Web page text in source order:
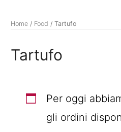
Home / Food / Tartufo
Tartufo
Per oggi
gli ordini